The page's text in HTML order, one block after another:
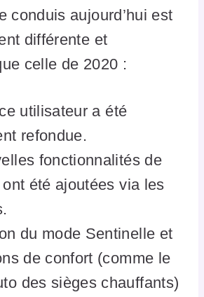
conduis aujourd’hui est
différente et
celle de 2020 :
utilisateur a été
refondue.
fonctionnalités de
été ajoutées via les
du mode Sentinelle et
de confort (comme le
des sièges chauffants)